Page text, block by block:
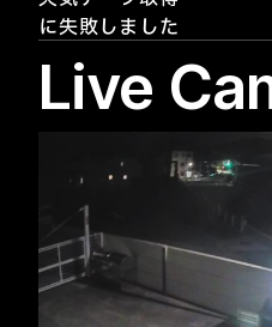
に失敗しました
Live